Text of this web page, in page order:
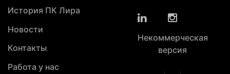
История ПК Лира
Новости
Контакты
Работа у нас
Некоммерческая
версия